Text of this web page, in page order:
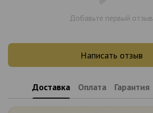
Добавьте первый отзыв
Написать отзыв
Доставка Оплата Гарантия